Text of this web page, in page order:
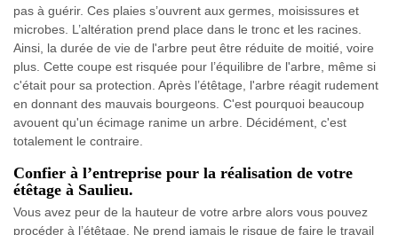
pas à guérir. Ces plaies s’ouvrent aux germes, moisissures et
microbes. L’altération prend place dans le tronc et les racines.
Ainsi, la durée de vie de l'arbre peut être réduite de moitié, voire
plus. Cette coupe est risquée pour l’équilibre de l'arbre, même si
c'était pour sa protection. Après l’étêtage, l'arbre réagit rudement
en donnant des mauvais bourgeons. C'est pourquoi beaucoup
avouent qu'un écimage ranime un arbre. Décidément, c'est
totalement le contraire.
Confier à l’entreprise pour la réalisation de votre
étêtage à Saulieu.
Vous avez peur de la hauteur de votre arbre alors vous pouvez
procéder à l’étêtage. Ne prend jamais le risque de faire le travail